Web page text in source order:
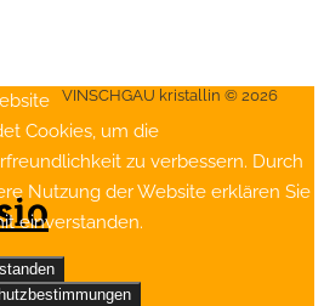
VINSCHGAU kristallin © 2026
Cookies, um die
zu verbessern. Durch
Nutzung der Website erklären Sie
einverstanden.